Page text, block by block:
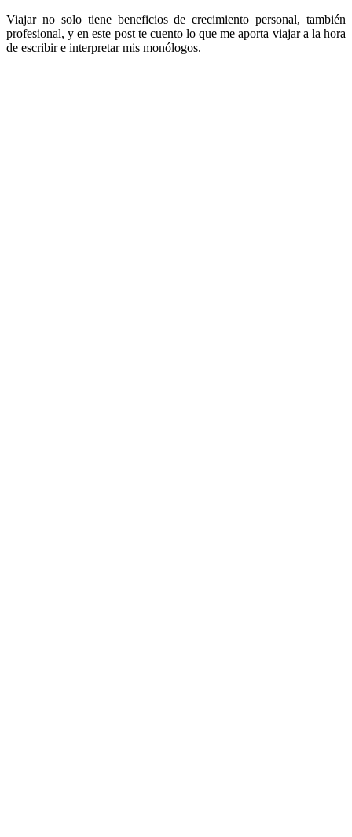
Viajar no solo tiene beneficios de crecimiento personal, también
profesional, y en este post te cuento lo que me aporta viajar a la hora
de escribir e interpretar mis monólogos.